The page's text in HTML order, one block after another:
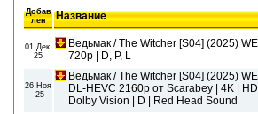
Добав
лен
Название
01 Дек
25
Ведьмак / The Witcher [S04] (2025)
720p | D, P, L
26 Ноя
25
Ведьмак / The Witcher [S04] (2025)
DL-HEVC 2160p от Scarabey | 4K |
Dolby Vision | D | Red Head Sound